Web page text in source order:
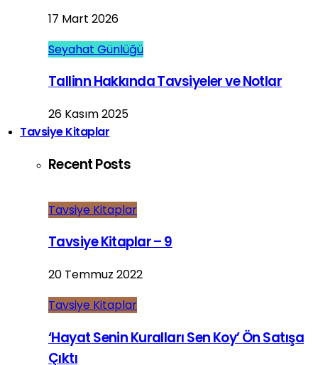
17 Mart 2026
Seyahat Günlüğü
Tallinn Hakkında Tavsiyeler ve Notlar
26 Kasım 2025
Tavsiye Kitaplar
Recent Posts
Tavsiye Kitaplar
Tavsiye Kitaplar – 9
20 Temmuz 2022
Tavsiye Kitaplar
‘Hayat Senin Kuralları Sen Koy’ Ön Satışa
Çıktı